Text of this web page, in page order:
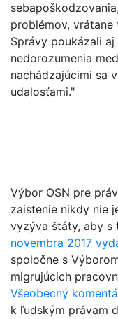
problémov,
Správy poukázali
nedorozumenia
nachádzajúcimi sa
udalosťami."
Výbor OSN pre
zaistenie nikdy nie
vyzýva štáty, aby s
novembra 2017
spoločne s
migrujúcich
Všeobecný
k ľudským právam